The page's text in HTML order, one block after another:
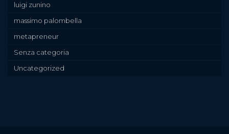
luigi zunino
massimo palombella
metapreneur
Senza categoria
Uncategorized